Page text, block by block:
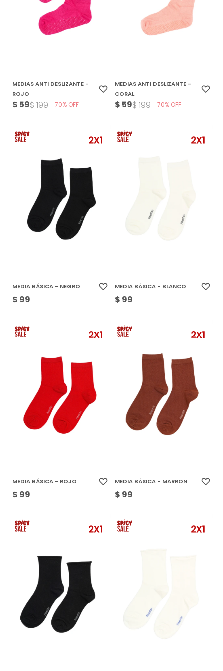
MEDIAS ANTI DESLIZANTE -
ROJO
$ 59$199 70
MEDIAS ANTI DESLIZANTE -
CORAL
$ 59$199 70
MEDIA BÁSICA - NEGRO
$ 99
MEDIA BÁSICA - BLANCO
$ 99
MEDIA BÁSICA - ROJO
$ 99
MEDIA BÁSICA - MARRON
$ 99